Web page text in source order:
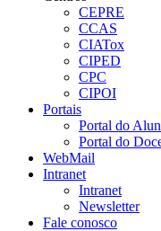
CEPRE
CCAS
CIATox
CIPED
CPC
CIPOI
Portais
Portal do
Portal do
WebMail
Intranet
Intranet
Newsletter
Fale conosco